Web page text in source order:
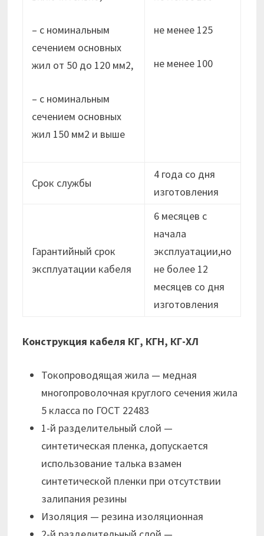
– с номинальным
сечением основных
жил от 50 до 120 мм2,
– с номинальным
сечением основных
жил 150 мм2 и выше
не менее 125
не менее 100
Срок службы
4 года со дня
изготовления
Гарантийный срок
эксплуатации кабеля
6 месяцев с
начала
эксплуатации,но
не более 12
месяцев cо дня
изготовления
Конструкция кабеля КГ, КГН, КГ-ХЛ
Токопроводящая жила — медная
многопроволочная круглого сечения жила
5 класса по ГОСТ 22483
1-й разделительный слой —
синтетическая пленка, допускается
использование талька взамен
синтетической пленки при отсутствии
залипания резины
Изоляция — резина изоляционная